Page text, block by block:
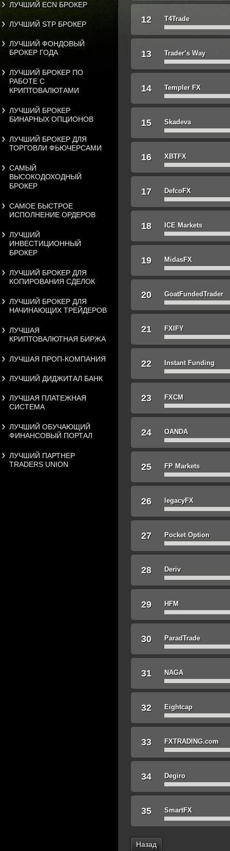
ЛУЧШИЙ ECN БРОКЕР
ЛУЧШИЙ STP БРОКЕР
ЛУЧШИЙ ФОНДОВЫЙ
БРОКЕР ГОДА
ЛУЧШИЙ БРОКЕР ПО
РАБОТЕ С
КРИПТОВАЛЮТАМИ
ЛУЧШИЙ БРОКЕР
БИНАРНЫХ ОПЦИОНОВ
ЛУЧШИЙ БРОКЕР ДЛЯ
ТОРГОВЛИ ФЬЮЧЕРСАМИ
САМЫЙ
ВЫСОКОДОХОДНЫЙ
БРОКЕР
САМОЕ БЫСТРОЕ
ИСПОЛНЕНИЕ ОРДЕРОВ
ЛУЧШИЙ
ИНВЕСТИЦИОННЫЙ
БРОКЕР
ЛУЧШИЙ БРОКЕР ДЛЯ
КОПИРОВАНИЯ СДЕЛОК
ЛУЧШИЙ БРОКЕР ДЛЯ
НАЧИНАЮЩИХ ТРЕЙДЕРОВ
ЛУЧШАЯ
КРИПТОВАЛЮТНАЯ БИРЖА
ЛУЧШАЯ ПРОП-КОМПАНИЯ
ЛУЧШИЙ ДИДЖИТАЛ БАНК
ЛУЧШАЯ ПЛАТЕЖНАЯ
СИСТЕМА
ЛУЧШИЙ ОБУЧАЮЩИЙ
ФИНАНСОВЫЙ ПОРТАЛ
ЛУЧШИЙ ПАРТНЕР
TRADERS UNION
12 T4Trade
13 Trader’s Way
14 Templer FX
15 Skadeva
16 XBTFX
17 DefcoFX
18 ICE Markets
19 MidasFX
20 GoatFundedTrader
21 FXIFY
22 Instant Funding
23 FXCM
24 OANDA
25 FP Markets
26 legacyFX
27 Pocket Option
28 Deriv
29 HFM
30 ParadTrade
31 NAGA
32 Eightcap
33 FXTRADING.com
34 Degiro
35 SmartFX
Назад